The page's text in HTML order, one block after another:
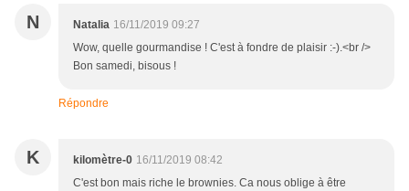
N Natalia 16/11/2019 09:27
Wow, quelle gourmandise ! C'est à fondre de plaisir :-).<br />
Bon samedi, bisous !
Répondre
K kilomètre-0 16/11/2019 08:42
C'est bon mais riche le brownies. Ca nous oblige à être